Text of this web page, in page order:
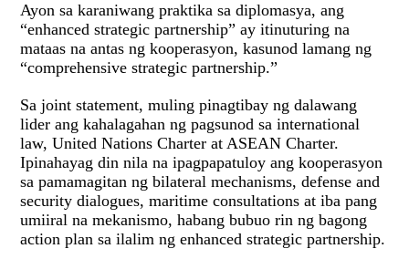
Ayon sa karaniwang praktika sa diplomasya, ang
“enhanced strategic partnership” ay itinuturing na
mataas na antas ng kooperasyon, kasunod lamang ng
“comprehensive strategic partnership.”
Sa joint statement, muling pinagtibay ng dalawang
lider ang kahalagahan ng pagsunod sa international
law, United Nations Charter at ASEAN Charter.
Ipinahayag din nila na ipagpapatuloy ang kooperasyon
sa pamamagitan ng bilateral mechanisms, defense and
security dialogues, maritime consultations at iba pang
umiiral na mekanismo, habang bubuo rin ng bagong
action plan sa ilalim ng enhanced strategic partnership.